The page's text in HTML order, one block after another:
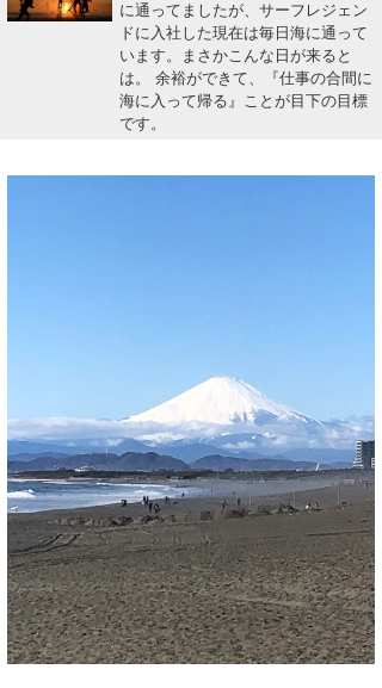
サーフィンエリアガイド
に通ってましたが、サーフレジェン
ドに入社した現在は毎日海に通って
います。まさかこんな日が来ると
は。 余裕ができて、『仕事の合間に
海に入って帰る』ことが目下の目標
です。
ショップ情報
ショップ情報
大阪
四国
沖縄
ウラナミ
サーファーズ